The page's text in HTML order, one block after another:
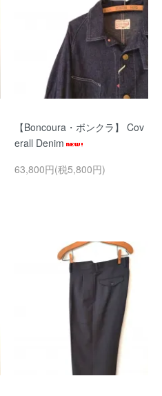
【Boncoura・ボンクラ】 Cov
erall Denim
63,800円(税5,800円)